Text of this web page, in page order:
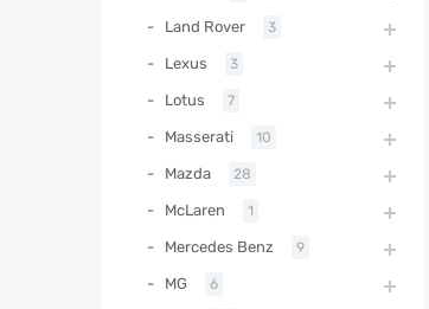
Land Rover 3
Lexus 3
Lotus 7
Masserati 10
Mazda 28
McLaren 1
Mercedes Benz 9
MG 6